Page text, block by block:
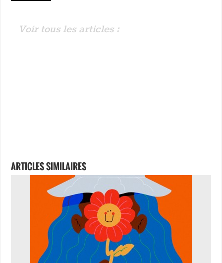
Voir tous les articles :
ARTICLES SIMILAIRES